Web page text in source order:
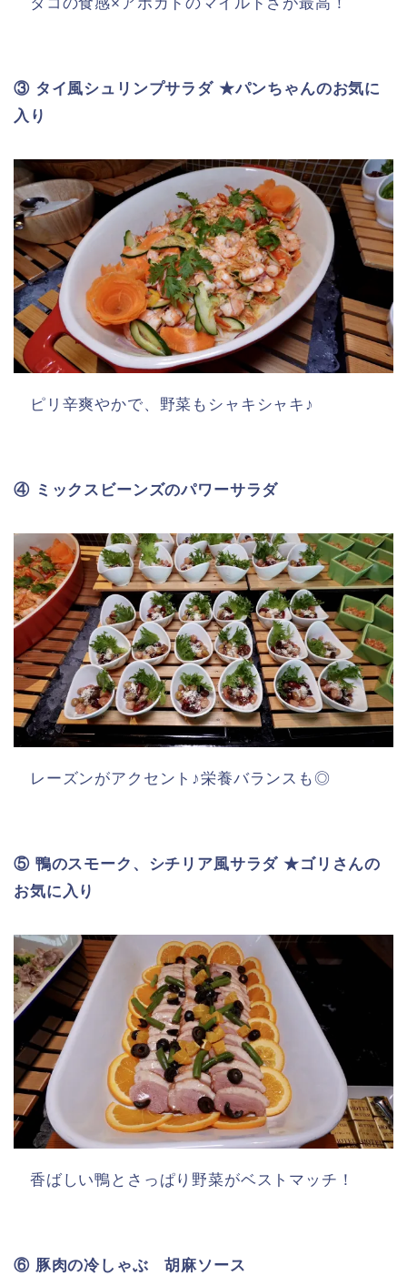
③ タイ風シュリンプサラダ ★パンちゃんのお気に
入り
ピリ辛爽やかで、野菜もシャキシャキ♪
④ ミックスビーンズのパワーサラダ
レーズンがアクセント♪栄養バランスも◎
⑤ 鴨のスモーク、シチリア風サラダ ★ゴリさんの
お気に入り
香ばしい鴨とさっぱり野菜がベストマッチ！
⑥ 豚肉の冷しゃぶ 胡麻ソース